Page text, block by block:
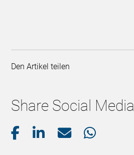
Den Artikel teilen
Share Social Media